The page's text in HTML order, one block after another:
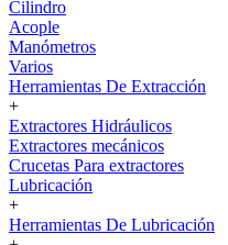
Cilindro
Acople
Manómetros
Varios
Herramientas De Extracción
+
Extractores Hidráulicos
Extractores mecánicos
Crucetas Para extractores
Lubricación
+
Herramientas De Lubricación